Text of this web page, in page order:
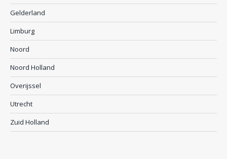
Gelderland
Limburg
Noord
Noord Holland
Overijssel
Utrecht
Zuid Holland